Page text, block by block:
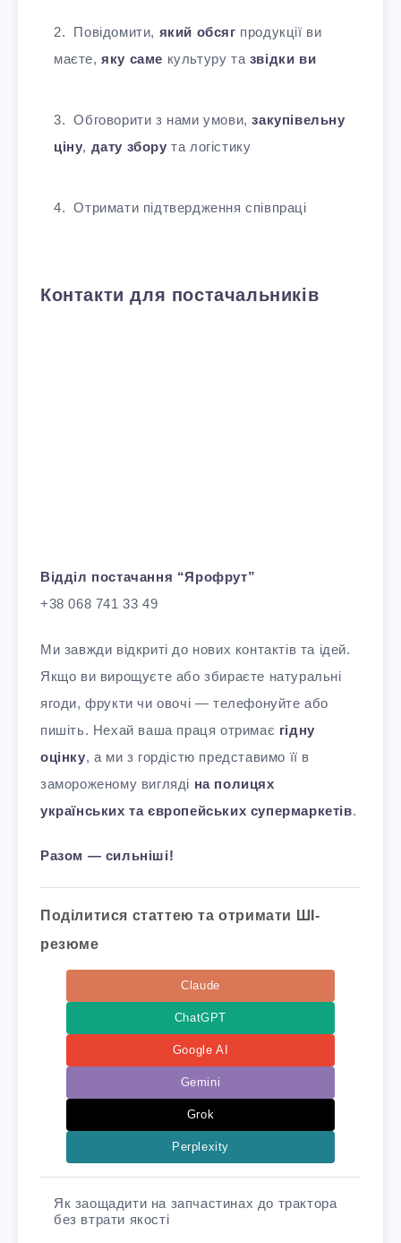
Повідомити, який обсяг продукції ви
маєте,яку саме культуру та звідки ви
Обговорити з нами умови,закупівельну
ціну, дату збору та логістику
Отримати підтвердження співпраці
Контакти для постачальників
Відділ постачання “Ярофрут”
+38 068 741 33 49
Ми завжди відкриті до нових контактів та ідей.
Якщо ви вирощуєте або збираєте натуральні
ягоди, фрукти чи овочі — телефонуйте або
пишіть. Нехай ваша праця отримає гідну
оцінку, а ми з гордістю представимо її в
замороженому вигляді на полицях
українських та європейських супермаркетів.
Разом — сильніші!
Поділитися статтею та отримати ШІ-
резюме
Claude
ChatGPT
Google AI
Gemini
Grok
Perplexity
Як заощадити на запчастинах до трактора
без втрати якості